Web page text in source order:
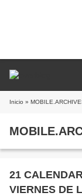
Inicio »
21
VIERNES DE